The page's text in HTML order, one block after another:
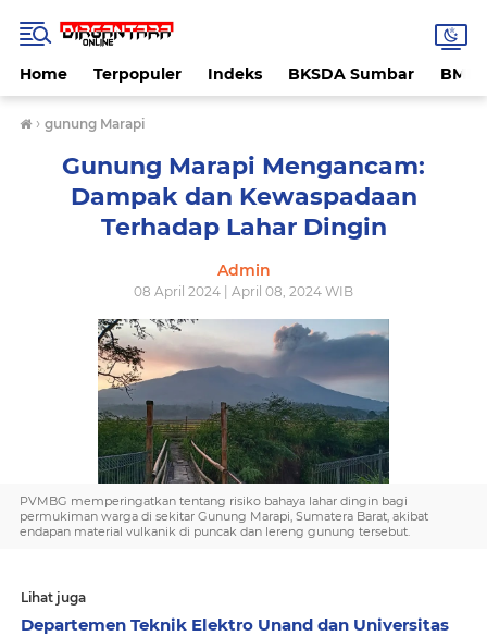
Home Terpopuler Indeks BKSDA Sumbar
› gunung Marapi
Gunung Marapi Mengancam:
Dampak dan Kewaspadaan
Terhadap Lahar Dingin
Admin
08 April 2024 | April 08, 2024 WIB
PVMBG memperingatkan tentang risiko bahaya lahar dingin bagi
permukiman warga di sekitar Gunung Marapi, Sumatera Barat, akibat
endapan material vulkanik di puncak dan lereng gunung tersebut.
Lihat juga
Departemen Teknik Elektro Unand dan Universitas